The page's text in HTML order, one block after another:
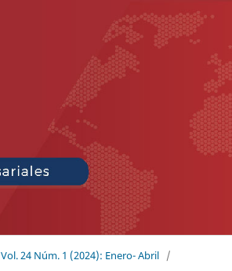
Vol. 24 Núm. 1 (2024): Enero- Abril /